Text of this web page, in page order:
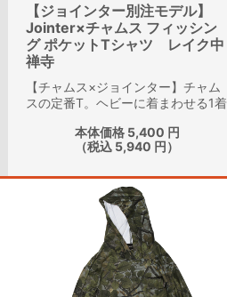
【ジョインター別注モデル】
Jointer×チャムス フィッシン
グ ポケットTシャツ レイク中
禅寺
【チャムス×ジョインター】チャム
スの定番T。ヘビーに着まわせる1着
本体価格 5,400 円
（税込 5,940 円）